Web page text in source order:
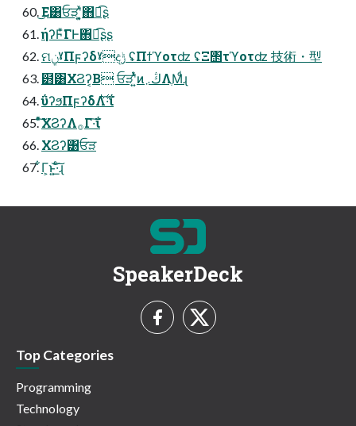
͜Ε͸ਓੜʹ͓͍ͯ΋ಉ͡ʂ
ήʔϜͮ͘ΓͰ΋ಉ͡ʂʂ
ମݧˠΠϝʔδˠදݱ ʢΠϯϓοτʣ ʢΞ΢τϓοτʣ 技術・型
๻͸ΧϨʔ͔Β ਓੜʹ͍ͭͯͷڭ܇ΛֶΜͩɻ
ΰʔϧΠϝʔδΛ࣋ͪ·͠ΐ͏
ͦͯ͠ΧϨʔΛ࡞Γ·͠ΐ͏
ΧϨʔ͸ਓੜ
͋Γ͕ͱ͏͍͟͝·ͨ͠ɻ
SpeakerDeck
Top Categories
Programming
Technology